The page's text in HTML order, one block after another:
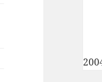
작